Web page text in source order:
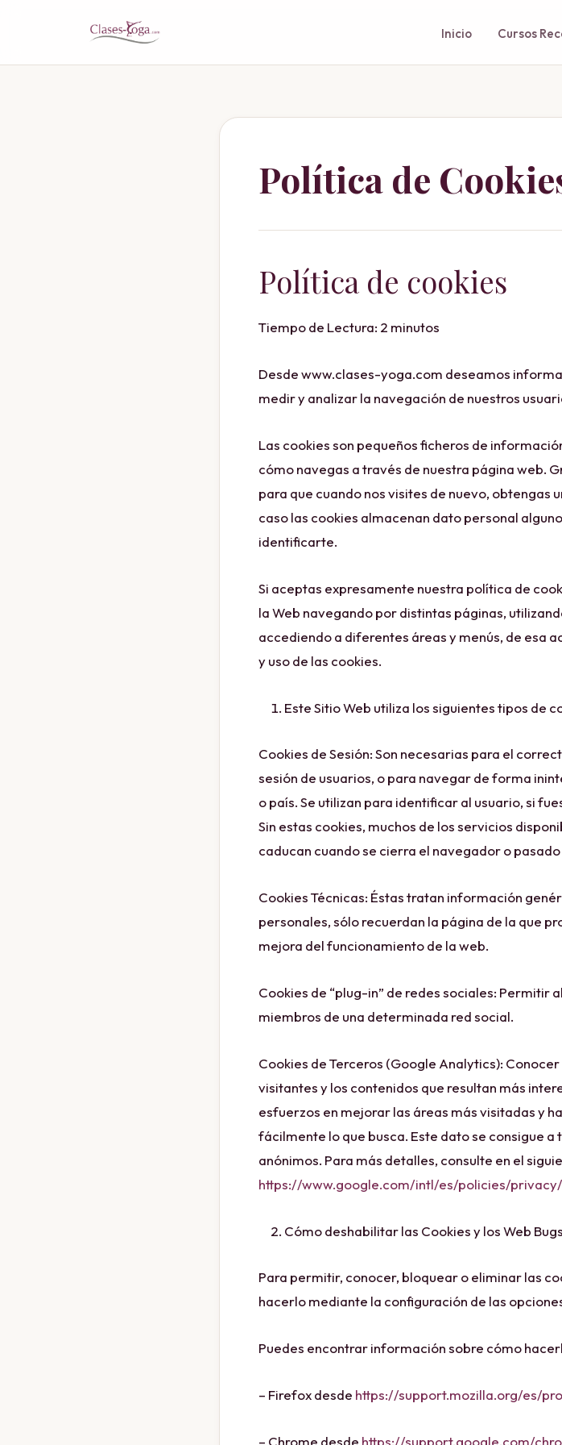
Inicio Cursos
Política de
Política de cookies
Tiempo de Lectura: 2 minutos
Desde www.clases-yoga.com deseamos
medir y analizar la navegación de nuestros
Las cookies son pequeños ficheros de
cómo navegas a través de nuestra página web.
para que cuando nos visites de nuevo, obtengas
caso las cookies almacenan dato personal
identificarte.
Si aceptas expresamente nuestra política de
la Web navegando por distintas páginas,
accediendo a diferentes áreas y menús, de esa
y uso de las cookies.
Este Sitio Web utiliza los siguientes tipos de
Cookies de Sesión: Son necesarias para el
sesión de usuarios, o para navegar de forma
o país. Se utilizan para identificar al usuario, si
Sin estas cookies, muchos de los servicios
caducan cuando se cierra el navegador o pasado
Cookies Técnicas: Éstas tratan información
personales, sólo recuerdan la página de la que
mejora del funcionamiento de la web.
Cookies de “plug-in” de redes sociales: Permitir
miembros de una determinada red social.
Cookies de Terceros (Google Analytics):
visitantes y los contenidos que resultan más
esfuerzos en mejorar las áreas más visitadas y
fácilmente lo que busca. Este dato se consigue
anónimos. Para más detalles, consulte en el
https://www.google.com/intl/es/policies/privacy/
Cómo deshabilitar las Cookies y los Web
Para permitir, conocer, bloquear o eliminar las
hacerlo mediante la configuración de las
Puedes encontrar información sobre cómo
– Firefox desde https://support.mozilla.org/es/
– Chrome desde https://support.google.com/